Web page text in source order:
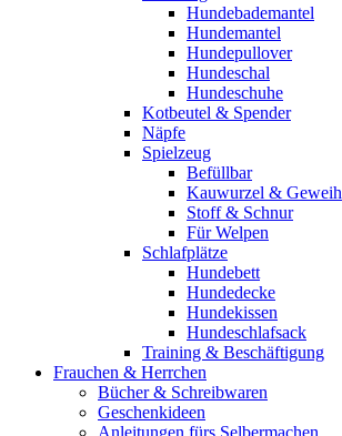
Hundebademantel
Hundemantel
Hundepullover
Hundeschal
Hundeschuhe
Kotbeutel & Spender
Näpfe
Spielzeug
Befüllbar
Kauwurzel & Geweih
Stoff & Schnur
Für Welpen
Schlafplätze
Hundebett
Hundedecke
Hundekissen
Hundeschlafsack
Training & Beschäftigung
Frauchen & Herrchen
Bücher & Schreibwaren
Geschenkideen
Anleitungen fürs Selbermachen